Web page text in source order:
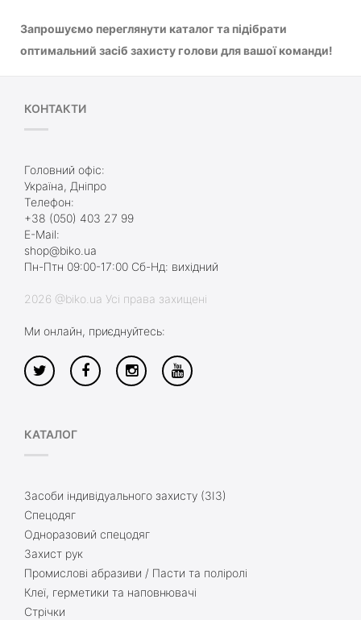
Запрошуємо переглянути каталог та підібрати
оптимальний засіб захисту голови для вашої команди!
КОНТАКТИ
Головний офіс:
Україна, Дніпро
Телефон:
+38 (050) 403 27 99
E-Mail:
shop@biko.ua
Пн-Птн 09:00-17:00 Сб-Нд: вихідний
2026 @biko.ua Усі права захищені
Ми онлайн, приєднуйтесь:
КАТАЛОГ
Засоби індивідуального захисту (ЗІЗ)
Спецодяг
Одноразовий спецодяг
Захист рук
Промислові абразиви / Пасти та поліролі
Клеї, герметики та наповнювачі
Стрічки